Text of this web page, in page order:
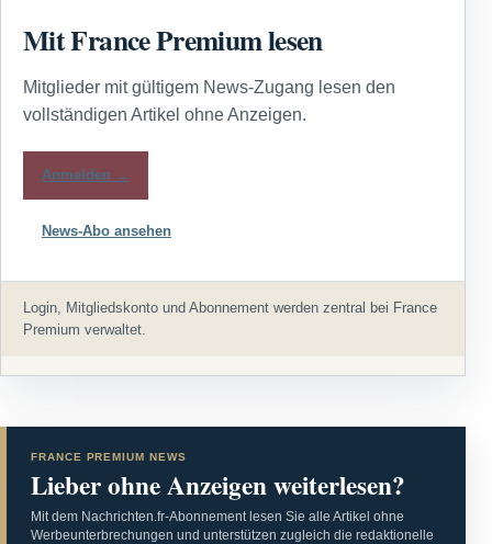
Mit France Premium lesen
Mitglieder mit gültigem News-Zugang lesen den
vollständigen Artikel ohne Anzeigen.
Anmelden →
News-Abo ansehen
Login, Mitgliedskonto und Abonnement werden zentral bei France
Premium verwaltet.
FRANCE PREMIUM NEWS
Lieber ohne Anzeigen weiterlesen?
Mit dem Nachrichten.fr-Abonnement lesen Sie alle Artikel ohne
Werbeunterbrechungen und unterstützen zugleich die redaktionelle